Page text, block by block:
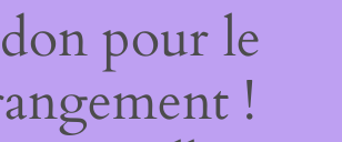
pour le
!